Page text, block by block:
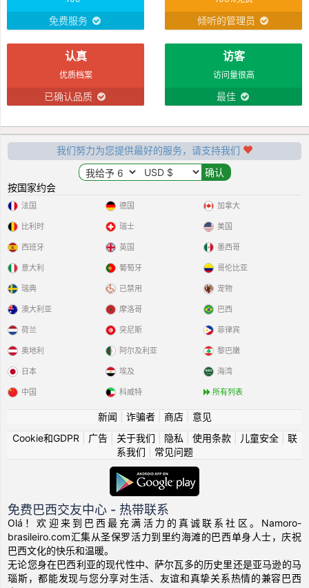
免费服务 倾听的管理员
认真
优质档案
已确认品质
访客
访问量很高
最佳
我们努力为您提供最好的服务，请支持我们
按国家约会
法国
比利时
西班牙
意大利
瑞典
德国
瑞士
英国
葡萄牙
已禁用
加拿大
美国
墨西哥
哥伦比亚
宠物
澳大利亚
荷兰
奥地利
日本
中国
摩洛哥
突尼斯
阿尔及利亚
埃及
科威特
巴西
菲律宾
黎巴嫩
海湾
所有列表
新闻 诈骗者| 商店| 意见
Cookie和GDPR
广告| 关于我们 隐私 使用条款| 儿童安全| 联
系我们
常见问题
免费巴西交友中心 - 热带联系
Olá！欢迎来到巴西最充满活力的真诚联系社区。Namoro-
brasileiro.com汇集从圣保罗活力到里约海滩的巴西单身人士，庆祝
巴西文化的快乐和温暖。
无论您身在巴西利亚的现代性中、萨尔瓦多的历史里还是亚马逊的马
瑙斯，都能发现与您分享对生活、友谊和真挚关系热情的兼容巴西